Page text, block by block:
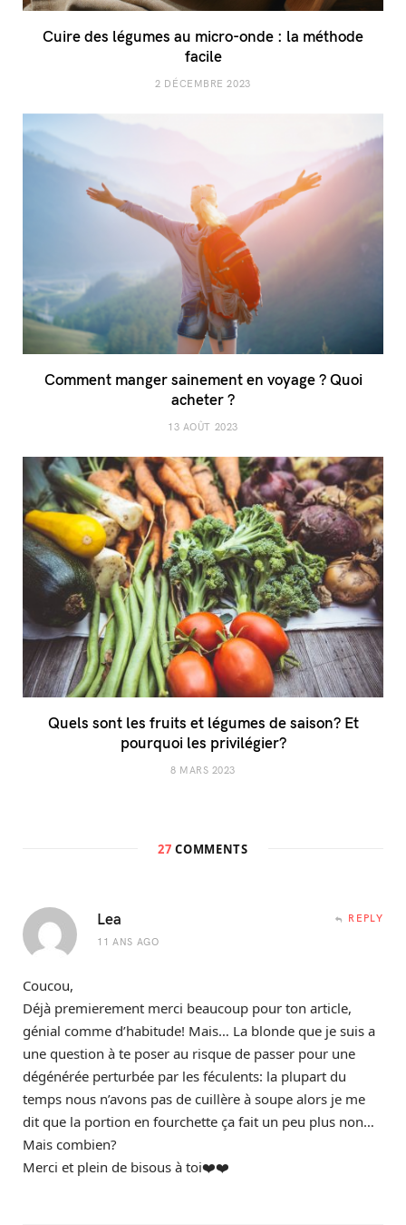
Cuire des légumes au micro-onde : la méthode
facile
2 DÉCEMBRE 2023
Comment manger sainement en voyage ? Quoi
acheter ?
13 AOÛT 2023
Quels sont les fruits et légumes de saison? Et
pourquoi les privilégier?
8 MARS 2023
27 COMMENTS
Lea
11 ANS AGO
REPLY
Coucou,
Déjà premierement merci beaucoup pour ton article,
génial comme d’habitude! Mais… La blonde que je suis a
une question à te poser au risque de passer pour une
dégénérée perturbée par les féculents: la plupart du
temps nous n’avons pas de cuillère à soupe alors je me
dit que la portion en fourchette ça fait un peu plus non…
Mais combien?
Merci et plein de bisous à toi❤️❤️